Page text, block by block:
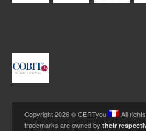
Copyright 2026 © CERTyou
All
trademarks are owned by their